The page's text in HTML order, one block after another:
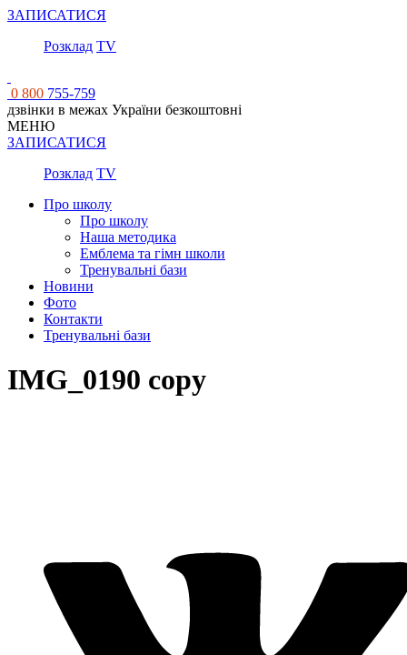
ЗАПИСАТИСЯ
Розклад TV
0 800 755-759
дзвінки в межах України безкоштовні
МЕНЮ
ЗАПИСАТИСЯ
Розклад TV
Про школу
Про школу
Наша методика
Емблема та гімн школи
Тренувальні бази
Новини
Фото
Контакти
Тренувальні бази
IMG_0190 copy